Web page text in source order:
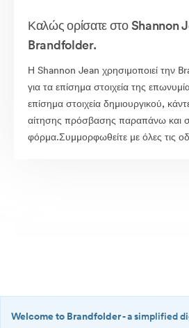
Καλώς ορίσατε στο Shannon
Brandfolder.
Η Shannon Jean χρησιμοποιεί την
για τα επίσημα στοιχεία της
επίσημα στοιχεία δημιουργικού,
αίτησης πρόσβασης παραπάνω και
φόρμα.Συμμορφωθείτε με όλες τις
Welcome to Brandfolder- a simplified